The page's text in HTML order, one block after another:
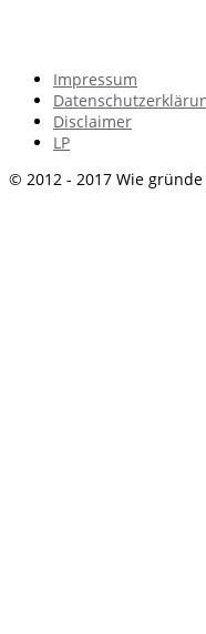
Impressum
Disclaimer
LP
© 2012 - 2017 Wie